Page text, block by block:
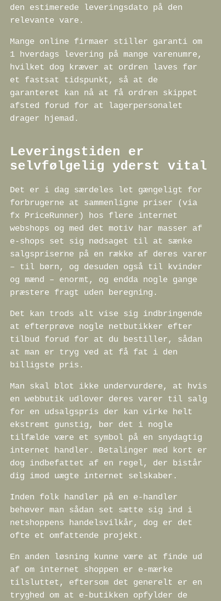
den estimerede leveringsdato på den
relevante vare.
Mange online firmaer stiller garanti om
1 hverdags levering på mange varenumre,
hvilket dog kræver at ordren laves før
et fastsat tidspunkt, så at de
garanteret kan nå at få ordren skippet
afsted forud for at lagerpersonalet
drager hjemad.
Leveringstiden er
selvfølgelig yderst vital
Det er i dag særdeles let gængeligt for
forbrugerne at sammenligne priser (via
fx PriceRunner) hos flere internet
webshops og med det motiv har masser af
e-shops set sig nødsaget til at sænke
salgspriserne på en række af deres varer
– til børn, og desuden også til kvinder
og mænd – enormt, og endda nogle gange
præstere fragt uden beregning.
Det kan trods alt vise sig indbringende
at efterprøve nogle netbutikker efter
tilbud forud for at du bestiller, sådan
at man er tryg ved at få fat i den
billigste pris.
Man skal blot ikke undervurdere, at hvis
en webbutik udlover deres varer til salg
for en udsalgspris der kan virke helt
ekstremt gunstig, bør det i nogle
tilfælde være et symbol på en snydagtig
internet handler. Betalinger med kort er
dog indbefattet af en regel, der bistår
dig imod uægte internet selskaber.
Inden folk handler på en e-handler
behøver man sådan set sætte sig ind i
netshoppens handelsvilkår, dog er det
ofte et omfattende projekt.
En anden løsning kunne være at finde ud
af om internet shoppen er e-mærke
tilsluttet, eftersom det generelt er en
tryghed om at e-butikken opfylder de